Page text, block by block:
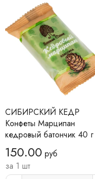
СИБИРСКИЙ КЕДР
Конфеты Марципан
кедровый батончик 40 г
150.00 руб
за 1 шт